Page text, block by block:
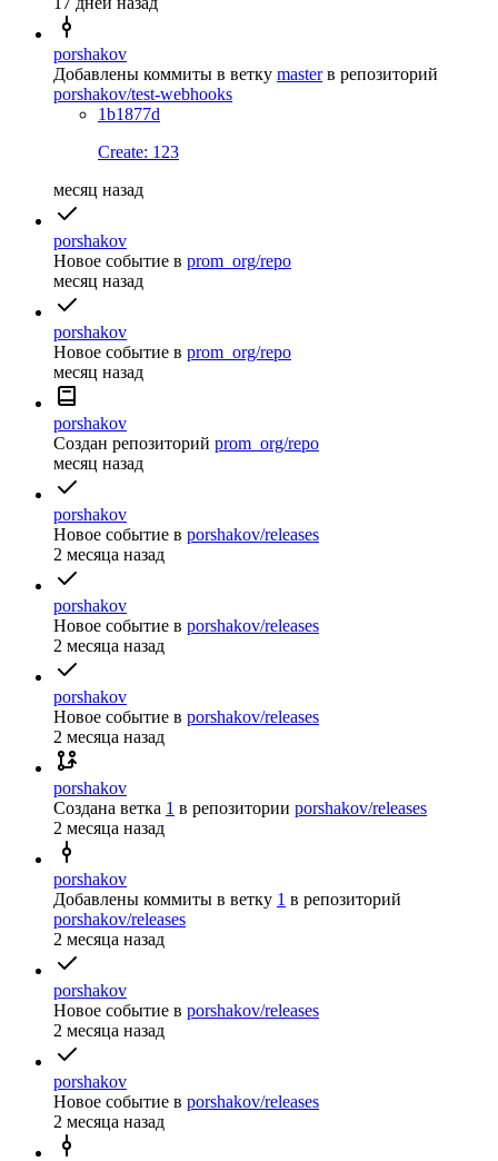
porshakov
Добавлены коммиты в ветку master в репозиторий
porshakov/test-webhooks
1b1877d
Create: 123
месяц назад
porshakov
Новое событие в prom_org/repo
месяц назад
porshakov
Новое событие в prom_org/repo
месяц назад
porshakov
Создан репозиторий prom_org/repo
месяц назад
porshakov
Новое событие в porshakov/releases
2 месяца назад
porshakov
Новое событие в porshakov/releases
2 месяца назад
porshakov
Новое событие в porshakov/releases
2 месяца назад
porshakov
Создана ветка 1 в репозитории porshakov/releases
2 месяца назад
porshakov
Добавлены коммиты в ветку 1 в репозиторий
porshakov/releases
2 месяца назад
porshakov
Новое событие в porshakov/releases
2 месяца назад
porshakov
Новое событие в porshakov/releases
2 месяца назад